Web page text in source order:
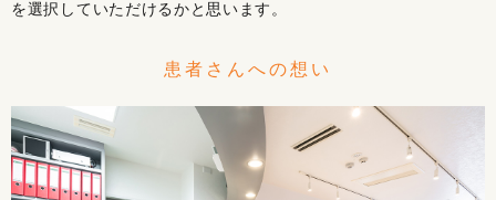
を選択していただけるかと思います。
患者さんへの想い